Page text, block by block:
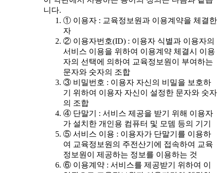
니다.
① 이용자 : 교육정보원과 이용계약을 체결한
자
② 이용자번호(ID) : 이용자 식별과 이용자의
서비스 이용을 위하여 이용계약 체결시 이용
자의 선택에 의하여 교육정보원이 부여하는
문자와 숫자의 조합
③ 비밀번호 : 이용자 자신의 비밀을 보호하
기 위하여 이용자 자신이 설정한 문자와 숫자
의 조합
④ 단말기 : 서비스 제공을 받기 위해 이용자
가 설치한 개인용 컴퓨터 및 모뎀 등의 기기
⑤ 서비스 이용 : 이용자가 단말기를 이용하
여 교육정보원의 주전산기에 접속하여 교육
정보원이 제공하는 정보를 이용하는 것
⑥ 이용계약 : 서비스를 제공받기 위하여 이